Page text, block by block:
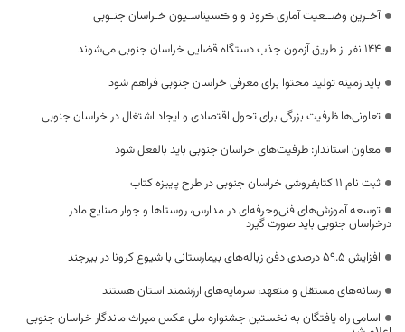
آخـرین وضــعیت آماری ڪرونا و واڪسیناسـیون خـراسان جنـوبی
۱۴۴ نفر از طریق آزمون جذب دستگاه قضایی خراسان جنوبی می‌شوند
باید زمینه تولید محتوا برای معرفی خراسان جنوبی فراهم شود
تعاونی‌ها ظرفیت بزرگی برای تحول اقتصادی و ایجاد اشتغال در خراسان جنوبی
معاون استاندار: ظرفیت‌های خراسان جنوبی باید بالفعل شود
ثبت نام 11 کتابفروشی خراسان جنوبی در طرح پاییزه کتاب
توسعه آموزش‌های فنی‌وحرفه‌ای در مدارس، روستاها و جوار صنایع مادر
درخراسان جنوبی باید صورت گیرد
افزایش ۵۹.۵ درصدی دفن زباله‌های بیمارستانی با شیوع کرونا در بیرجند
رسانه‌های مستقل و متعهد، سرمایه‌های ارزشمند استان هستند
اسامی راه یافتگان به نخستین جشنواره ملی عکس میراث ماندگار خراسان جنوبی